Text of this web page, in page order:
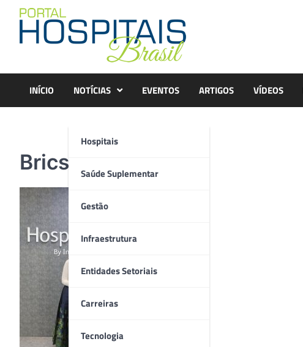
content
INÍCIO NOTÍCIAS
Hospitais
Saúde Suplementar
Gestão
Infraestrutura
Entidades Setoriais
Carreiras
Tecnologia
EVENTOS ARTIGOS VÍDEOS
Brics 1